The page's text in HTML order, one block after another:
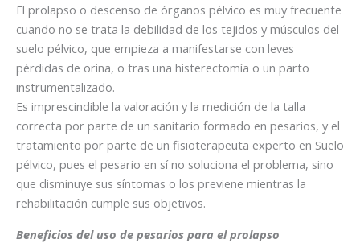
El prolapso o descenso de órganos pélvico es muy frecuente
cuando no se trata la debilidad de los tejidos y músculos del
suelo pélvico, que empieza a manifestarse con leves
pérdidas de orina, o tras una histerectomía o un parto
instrumentalizado.
Es imprescindible la valoración y la medición de la talla
correcta por parte de un sanitario formado en pesarios, y el
tratamiento por parte de un fisioterapeuta experto en Suelo
pélvico, pues el pesario en sí no soluciona el problema, sino
que disminuye sus síntomas o los previene mientras la
rehabilitación cumple sus objetivos.
Beneficios del uso de pesarios para el prolapso